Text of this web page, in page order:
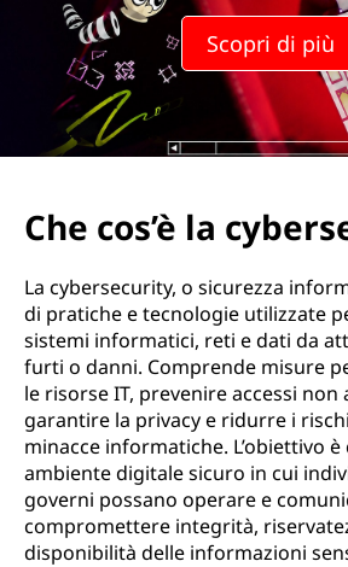
e
Scopri di più
Che cos’è la
La cybersecurity, o sicurezza
di pratiche e tecnologie utilizzate
sistemi informatici, reti e dati da
furti o danni. Comprende misure
le risorse IT, prevenire accessi non
garantire la privacy e ridurre i
minacce informatiche. L’obiettivo
ambiente digitale sicuro in cui
governi possano operare e
compromettere integrità,
disponibilità delle informazioni